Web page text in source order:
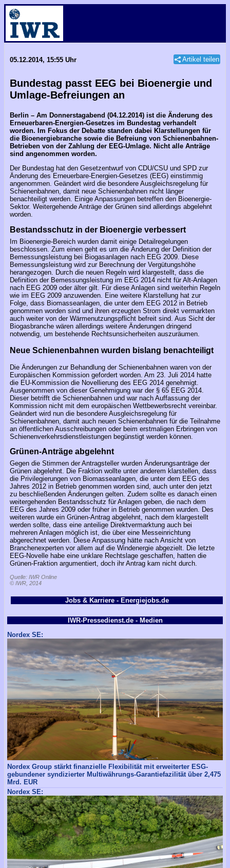
05.12.2014, 15:55 Uhr Artikel teilen
Bundestag passt EEG bei Bioenergie und
Umlage-Befreiungen an
Berlin – Am Donnerstagabend (04.12.2014) ist die Änderung des
Erneuerbaren-Energien-Gesetzes im Bundestag verhandelt
worden. Im Fokus der Debatte standen dabei Klarstellungen für
die Bioenergiebranche sowie die Befreiung von Schienenbahnen-
Betrieben von der Zahlung der EEG-Umlage. Nicht alle Anträge
sind angenommen worden.
Der Bundestag hat den Gesetzentwurf von CDU/CSU und SPD zur
Änderung des Erneuerbare-Energien-Gesetzes (EEG) einstimmig
angenommen. Geändert wird die besondere Ausgleichsregelung für
Schienenbahnen, damit neue Schienenbahnen nicht länger
benachteiligt werden. Einige Anpassungen betreffen den Bioenergie-
Sektor. Weitergehende Anträge der Grünen sind allerdings abgelehnt
worden.
Bestandsschutz in der Bioenergie verbessert
Im Bioenergie-Bereich wurden damit einige Detailregelungen
beschlossen. Zum einen geht es um die Änderung der Definition der
Bemessungsleistung bei Biogasanlagen nach EEG 2009. Diese
Bemessungsleistung wird zur Berechnung der Vergütungshöhe
herangezogen. Durch die neuen Regeln wird klargestellt, dass die
Definition der Bemessungsleistung im EEG 2014 nicht für Alt-Anlagen
nach EEG 2009 oder älter gilt. Für diese Anlagen sind weiterhin Regeln
wie im EEG 2009 anzuwenden. Eine weitere Klarstellung hat zur
Folge, dass Biomasseanlagen, die unter dem EEG 2012 in Betrieb
genommen worden sind und ihren erzeugten Strom direkt vermarkten
auch weiter von der Wärmenutzungspflicht befreit sind. Aus Sicht der
Biogasbranche wären allerdings weitere Änderungen dringend
notwendig, um bestehende Rechtsunsicherheiten auszuräumen.
Neue Schienenbahnen wurden bislang benachteiligt
Die Änderungen zur Behandlung der Schienenbahnen waren von der
Europäischen Kommission gefordert worden. Am 23. Juli 2014 hatte
die EU-Kommission die Novellierung des EEG 2014 genehmigt.
Ausgenommen von dieser Genehmigung war der § 65 EEG 2014.
Dieser betrifft die Schienenbahnen und war nach Auffassung der
Kommission nicht mit dem europäischen Wettbewerbsrecht vereinbar.
Geändert wird nun die besondere Ausgleichsregelung für
Schienenbahnen, damit auch neuen Schienenbahnen für die Teilnahme
an öffentlichen Ausschreibungen oder beim erstmaligen Erbringen von
Schienenverkehrsdienstleistungen begünstigt werden können.
Grünen-Anträge abgelehnt
Gegen die Stimmen der Antragsteller wurden Änderungsanträge der
Grünen abgelehnt. Die Fraktion wollte unter anderem klarstellen, dass
die Privilegierungen von Biomasseanlagen, die unter dem EEG des
Jahres 2012 in Betrieb genommen worden sind, auch unter den jetzt
zu beschließenden Änderungen gelten. Zudem sollte es danach einen
weitergehenden Bestandsschutz für Anlagen geben, die nach dem
EEG des Jahres 2009 oder früher in Betrieb genommen wurden. Des
weiteren wurde ein Grünen-Antrag abgelehnt, nach dem klargestellt
werden sollte, dass eine anteilige Direktvermarktung auch bei
mehreren Anlagen möglich ist, die über eine Messeinrichtung
abgerechnet werden. Diese Anpassung hätte nach Ansicht von
Branchenexperten vor allem auf die Windenergie abgezielt. Die letzte
EEG-Novelle habe eine unklare Rechtslage geschaffen, hatten die
Grünen-Fraktion argumentiert, doch ihr Antrag kam nicht durch.
Quelle: IWR Online
© IWR, 2014
Jobs & Karriere - Energiejobs.de
IWR-Pressedienst.de - Medien
Nordex SE:
Nordex Group stärkt finanzielle Flexibilität mit erweiterter ESG-
gebundener syndizierter Multiwährungs-Garantiefazilität über 2,475
Mrd. EUR
Nordex SE: